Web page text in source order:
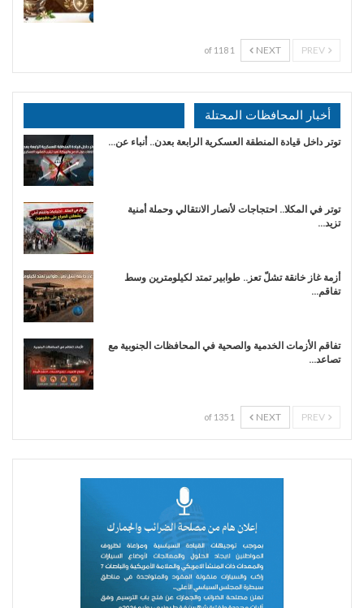
NEXT
1 of 118
أخبار المحافظات المحتلة
توتر داخل قيادة المنطقة العسكرية الرابعة بعدن.. أنباء عن…
توتر في المكلا.. احتجاجات لأنصار الانتقالي وحملة أمنية
تزيد…
أزمة غاز خانقة تشلّ تعز.. طوابير تمتد لكيلومترين وسط
تفاقم…
تفاقم الأزمات الخدمية والصحية في المحافظات الجنوبية مع
تصاعد…
NEXT
1 of 135